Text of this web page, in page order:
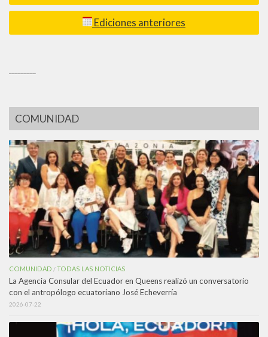
Ediciones anteriores
COMUNIDAD
COMUNIDAD /TODAS LAS NOTICIAS
La Agencia Consular del Ecuador en Queens realizó un conversatorio
con el antropólogo ecuatoriano José Echeverría
2026-07-22